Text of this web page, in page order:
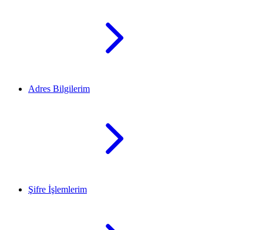
Adres Bilgilerim
Şifre İşlemlerim